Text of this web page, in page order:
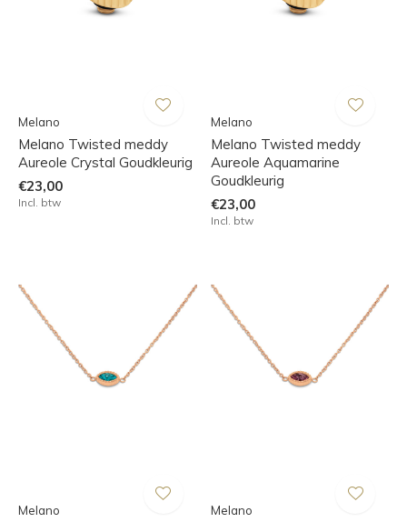
Melano
Melano Twisted meddy
Aureole Crystal Goudkleurig
€23,00
Incl. btw
Melano
Melano Twisted meddy
Aureole Aquamarine
Goudkleurig
€23,00
Incl. btw
Melano Melano